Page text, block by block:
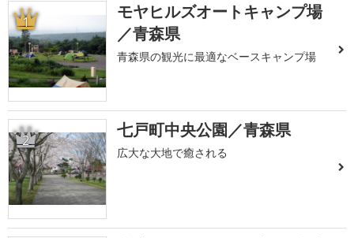
1
モヤヒルズオートキャンプ場
／青森県
青森県の観光に最適なベースキャンプ場
2 七戸町中央公園／青森県
広大な大地で癒される